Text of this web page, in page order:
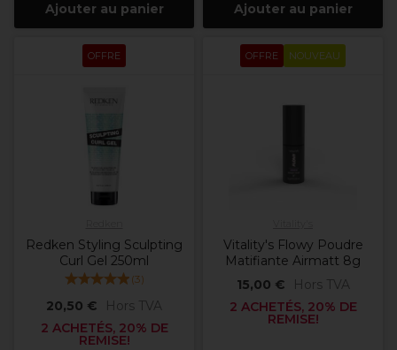
Ajouter au panier Ajouter au panier
OFFRE
Redken Styling Sculpting
Curl Gel 250ml
(3)
20,50 €
Hors TVA
2 ACHETÉS, 20% DE
REMISE!
OFFRE NOUVEAU
Vitality's Flowy Poudre
Matifiante Airmatt 8g
15,00 €
Hors TVA
2 ACHETÉS, 20% DE
REMISE!